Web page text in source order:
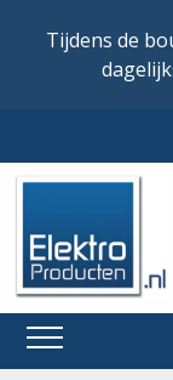
Tijdens de